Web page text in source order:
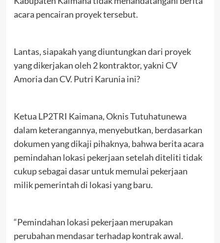
acara pencairan proyek tersebut.
Lantas, siapakah yang diuntungkan dari proyek
yang dikerjakan oleh 2 kontraktor, yakni CV
Amoria dan CV. Putri Karunia ini?
Ketua LP2TRI Kaimana, Oknis Tutuhatunewa
dalam keterangannya, menyebutkan, berdasarkan
dokumen yang dikaji pihaknya, bahwa berita acara
pemindahan lokasi pekerjaan setelah diteliti tidak
cukup sebagai dasar untuk memulai pekerjaan
milik pemerintah di lokasi yang baru.
“Pemindahan lokasi pekerjaan merupakan
perubahan mendasar terhadap kontrak awal.